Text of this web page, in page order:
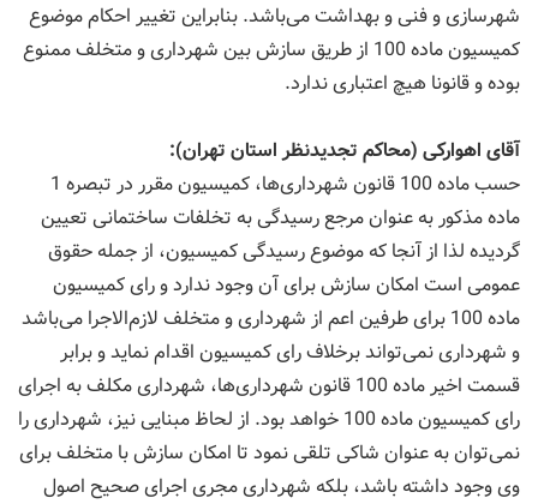
شهرسازی و فنی و بهداشت می‌باشد. بنابراین تغییر احكام موضوع
كمیسیون ماده 100 از طریق سازش بین شهرداری و متخلف ممنوع
بوده و قانونا هیچ اعتباری ندارد.
آقای اهواركی (محاكم تجدیدنظر استان تهران):
حسب ماده 100 قانون شهرداری‌ها، كمیسیون مقرر در تبصره 1
ماده مذكور به عنوان مرجع رسیدگی به تخلفات ساختمانی تعیین
گردیده لذا از آنجا كه موضوع رسیدگی كمیسیون، از جمله حقوق
عمومی است امكان سازش برای آن وجود ندارد و رای كمیسیون
ماده 100 برای طرفین اعم از شهرداری و متخلف لازم‌الاجرا می‌باشد
و شهرداری نمی‌تواند برخلاف رای كمیسیون اقدام نماید و برابر
قسمت اخیر ماده 100 قانون شهرداری‌ها، شهرداری مكلف به اجرای
رای كمیسیون ماده 100 خواهد بود. از لحاظ مبنایی نیز، شهرداری را
نمی‌توان به عنوان شاكی تلقی نمود تا امكان سازش با متخلف برای
وی وجود داشته باشد، بلكه شهرداری مجری اجرای صحیح اصول